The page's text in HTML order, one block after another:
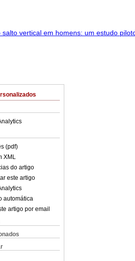
(pdf)
XML
do artigo
este artigo
automática
artigo por email